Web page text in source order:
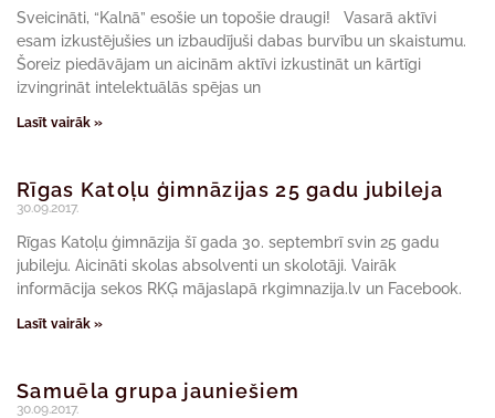
Sveicināti, “Kalnā” esošie un topošie draugi! Vasarā aktīvi
esam izkustējušies un izbaudījuši dabas burvību un skaistumu.
Šoreiz piedāvājam un aicinām aktīvi izkustināt un kārtīgi
izvingrināt intelektuālās spējas un
Lasīt vairāk »
Rīgas Katoļu ģimnāzijas 25 gadu jubileja
30.09.2017.
Rīgas Katoļu ģimnāzija šī gada 30. septembrī svin 25 gadu
jubileju. Aicināti skolas absolventi un skolotāji. Vairāk
informācija sekos RKĢ mājaslapā rkgimnazija.lv un Facebook.
Lasīt vairāk »
Samuēla grupa jauniešiem
30.09.2017.